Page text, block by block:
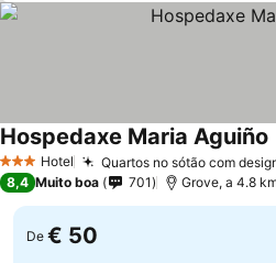
3 EstrelasHotel Quartos no sótão com
Hospedaxe Maria Aguiño
8,4 Muito boa 701 Grove, a 4.8
De € 50